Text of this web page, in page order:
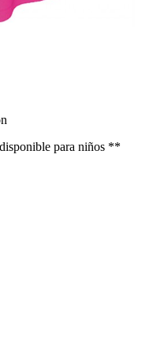
para niños **